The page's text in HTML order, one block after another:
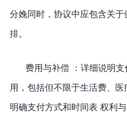
分娩同时，协议中应包含关
排。
费用与补偿 ：详细说明
用，包括但不限于生活费、
明确支付方式和时间表 权利